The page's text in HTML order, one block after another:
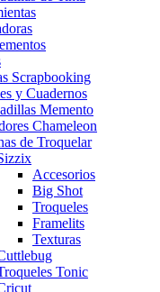
Scrapbooking
y Cuadernos
Memento
Chameleon
de Troquelar
Accesorios
Big Shot
Troqueles
Framelits
Texturas
Tonic